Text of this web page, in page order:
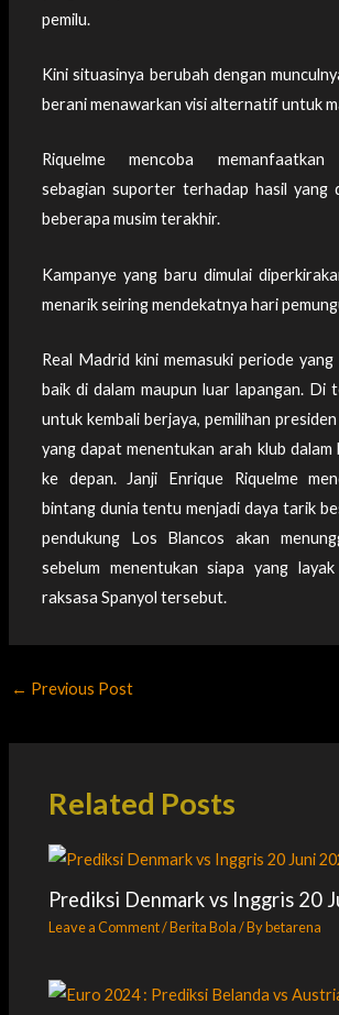
pemilu.
Kini situasinya berubah dengan
berani menawarkan visi alternatif untuk
Riquelme mencoba memanfaatkan
sebagian suporter terhadap hasil yang
beberapa musim terakhir.
Kampanye yang baru dimulai
menarik seiring mendekatnya hari
Real Madrid kini memasuki periode
baik di dalam maupun luar lapangan. Di
untuk kembali berjaya, pemilihan
yang dapat menentukan arah klub dalam
ke depan. Janji Enrique Riquelme
bintang dunia tentu menjadi daya tarik
pendukung Los Blancos akan
sebelum menentukan siapa yang layak
raksasa Spanyol tersebut.
← Previous Post
Related Posts
Prediksi Denmark vs Inggris 20
Leave a Comment/Berita Bola/ Bybetarena